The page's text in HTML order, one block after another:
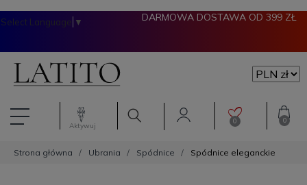
Select Language ▼ DARMOWA DOSTAWA OD 399 ZŁ
0
0
Aktywuj
Strona główna Ubrania Spódnice Spódnice eleganckie